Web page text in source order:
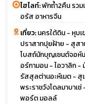
ไฮไลท์:พักถ้ำ2คืน รวม
อรัส อาหารจีน
เที่ยว:นครใต้ดิน - หุบเ
ปราสาทปุยฝ้าย - สุสา
โบสถ์นักบุญเซนต์จอห์น
อร์กามอน - ไอวาลิก -
รัสสุลต่านอะห์เมต -
พระราชวังโดลมาบาเ
พอร์ต มอลล์